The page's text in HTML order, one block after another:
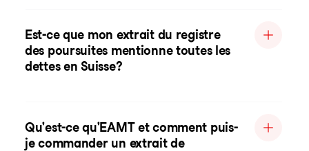
Est-ce que mon extrait du registre
des poursuites mentionne toutes les
dettes en Suisse?
Qu'est-ce qu'EAMT et comment puis-
je commander un extrait de